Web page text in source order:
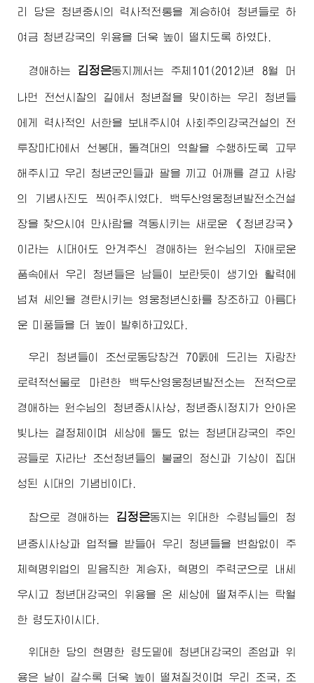
리 당은 청년중시의 력사적전통을 계승하여 청년들로 하
여금 청년강국의 위용을 더욱 높이 떨치도록 하였다.
경애하는 김정은동지 께서는 주체101(2012)년 8월 머
나먼 전선시찰의 길에서 청년절을 맞이하는 우리 청년들
에게 력사적인 서한을 보내주시여 사회주의강국건설의 전
투장마다에서 선봉대, 돌격대의 역할을 수행하도록 고무
해주시고 우리 청년군인들과 팔을 끼고 어깨를 겯고 사랑
의 기념사진도 찍어주시였다. 백두산영웅청년발전소건설
장을 찾으시여 만사람을 격동시키는 새로운 《청년강국》
이라는 시대어도 안겨주신 경애하는 원수님의 자애로운
품속에서 우리 청년들은 남들이 보란듯이 생기와 활력에
넘쳐 세인을 경탄시키는 영웅청년신화를 창조하고 아름다
운 미풍들을 더 높이 발휘하고있다.
우리 청년들이 조선로동당창건 70돐에 드리는 자랑찬
로력적선물로 마련한 백두산영웅청년발전소는 전적으로
경애하는 원수님의 청년중시사상, 청년중시정치가 안아온
빛나는 결정체이며 세상에 둘도 없는 청년대강국의 주인
공들로 자라난 조선청년들의 불굴의 정신과 기상이 집대
성된 시대의 기념비이다.
참으로 경애하는 김정은동지 는위대한 수령님들의 청
년중시사상과 업적을 받들어 우리 청년들을 변함없이 주
체혁명위업의 믿음직한 계승자, 혁명의 주력군으로 내세
우시고 청년대강국의 위용을 온 세상에 떨쳐주시는 탁월
한 령도자이시다.
위대한 당의 현명한 령도밑에 청년대강국의 존엄과 위
용은 날이 갈수록 더욱 높이 떨쳐질것이며 우리 조국, 조